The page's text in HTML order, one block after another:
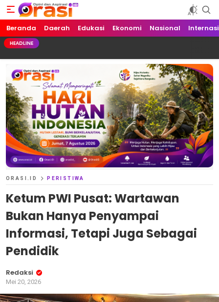
Orasi.ID
Opini dan Aspirasi!
Beranda Daerah Edukasi Ekonomi Nasional
HEADLINE
ORASI.ID PERISTIWA
Ketum PWI Pusat: Wartawan
Bukan Hanya Penyampai
Informasi, Tetapi Juga Sebagai
Pendidik
Redaksi
Mei 20, 2026